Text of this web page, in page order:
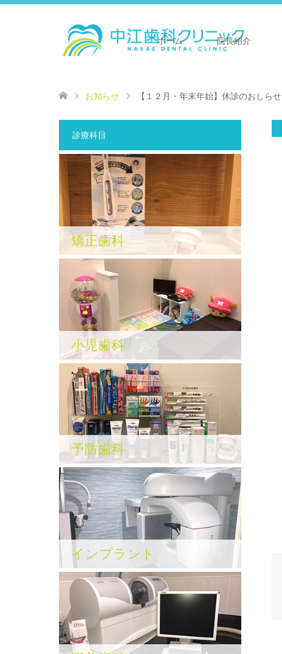
ホーム 院長紹介
お知らせ 【１２月・年末年始】休診のおしらせ
診療科目
矯正歯科
小児歯科
予防歯科
インプラント